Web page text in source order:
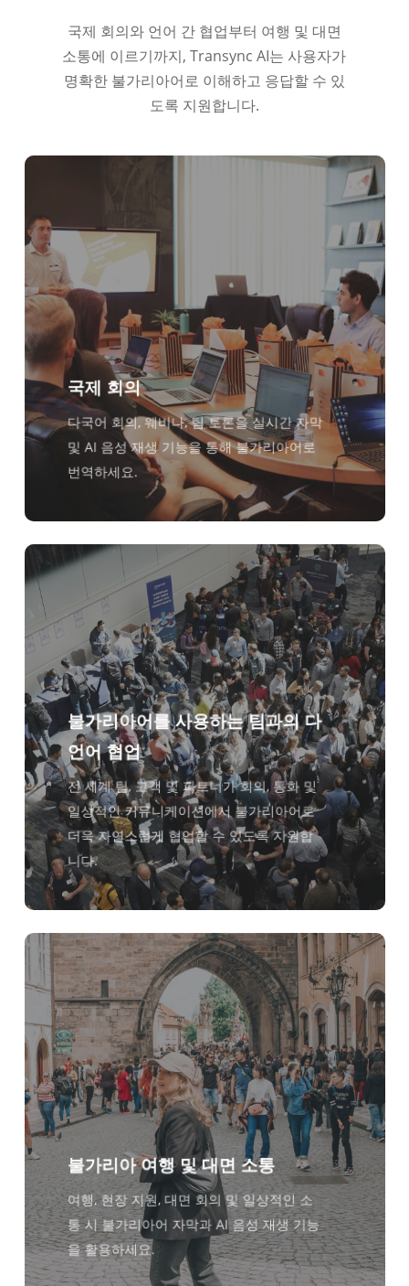
국제 회의와 언어 간 협업부터 여행 및 대면
소통에 이르기까지, Transync AI는 사용자가
명확한 불가리아어로 이해하고 응답할 수 있
도록 지원합니다.
국제 회의
다국어 회의, 웨비나, 팀 토론을 실시간 자막
및 AI 음성 재생 기능을 통해 불가리아어로
번역하세요.
불가리아어를 사용하는 팀과의 다
언어 협업
전 세계 팀, 고객 및 파트너가 회의, 통화 및
일상적인 커뮤니케이션에서 불가리아어로
더욱 자연스럽게 협업할 수 있도록 지원합
니다.
불가리아 여행 및 대면 소통
여행, 현장 지원, 대면 회의 및 일상적인 소
통 시 불가리아어 자막과 AI 음성 재생 기능
을 활용하세요.